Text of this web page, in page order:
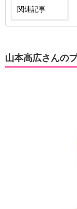
関連記事
山本高広さんの